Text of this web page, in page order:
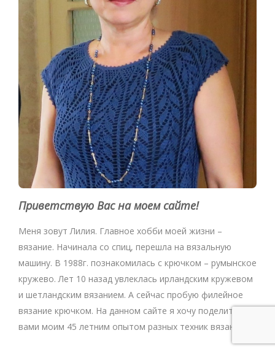
Приветствую Вас на моем сайте!
Меня зовут Лилия. Главное хобби моей жизни –
вязание. Начинала со спиц, перешла на вязальную
машину. В 1988г. познакомилась с крючком – румынское
кружево. Лет 10 назад увлеклась ирландским кружевом
и шетландским вязанием. А сейчас пробую филейное
вязание крючком. На данном сайте я хочу поделится с
вами моим 45 летним опытом разных техник вязания.